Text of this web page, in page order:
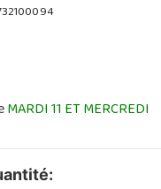
MARDI 11 ET MERCREDI